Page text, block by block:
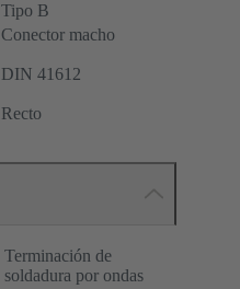
Tipo B
Conector macho
DIN 41612
Recto
Terminación de
soldadura por ondas